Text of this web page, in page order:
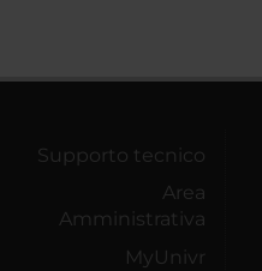
Supporto tecnico
Area
Amministrativa
MyUnivr